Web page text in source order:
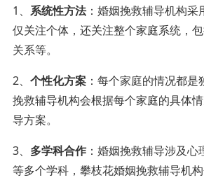
1、 系统性方法：婚姻挽救辅导机构采
仅关注个体，还关注整个家庭系统，
关系等。
2、 个性化方案：每个家庭的情况都是
挽救辅导机构会根据每个家庭的具体
导方案。
3、 多学科合作：婚姻挽救辅导涉及心
等多个学科，攀枝花婚姻挽救辅导机